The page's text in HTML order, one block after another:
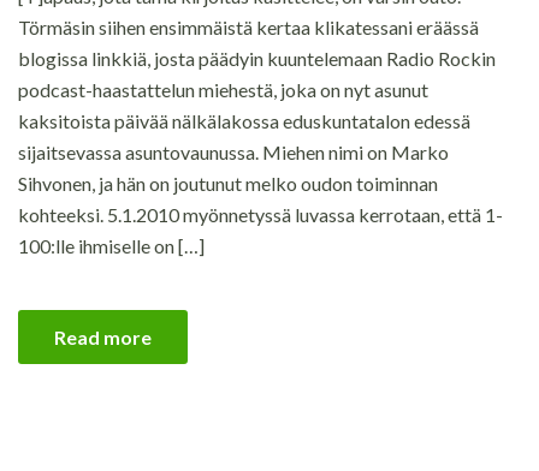
Törmäsin siihen ensimmäistä kertaa klikatessani eräässä
blogissa linkkiä, josta päädyin kuuntelemaan Radio Rockin
podcast-haastattelun miehestä, joka on nyt asunut
kaksitoista päivää nälkälakossa eduskuntatalon edessä
sijaitsevassa asuntovaunussa. Miehen nimi on Marko
Sihvonen, ja hän on joutunut melko oudon toiminnan
kohteeksi. 5.1.2010 myönnetyssä luvassa kerrotaan, että 1-
100:lle ihmiselle on […]
Read more